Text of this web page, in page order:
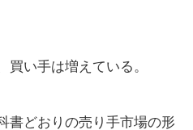
買い手は増えている。
書どおりの売り手市場の形